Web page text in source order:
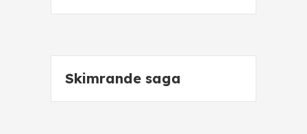
Skimrande saga